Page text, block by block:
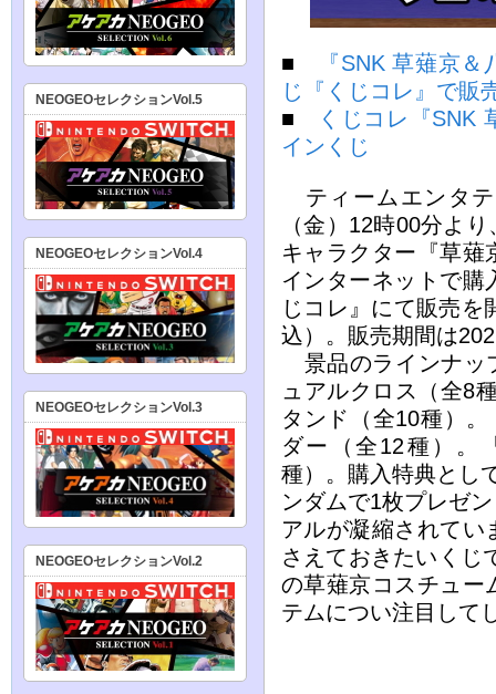
■
『SNK 草薙京
じ『くじコレ』で販
■
くじコレ『SNK
インくじ
ティームエンタテ
（金）12時00分よ
キャラクター『草薙
インターネットで購
じコレ』にて販売を
込）。販売期間は
景品のラインナッ
ュアルクロス（全8
タンド（全10種）
ダー（全12種）。
種）。購入特典とし
ンダムで1枚プレゼ
アルが凝縮されてい
さえておきたいくじ
の草薙京コスチュー
テムについ注目して
NEOGEOセレクションVol.5
NEOGEOセレクションVol.4
NEOGEOセレクションVol.3
NEOGEOセレクションVol.2